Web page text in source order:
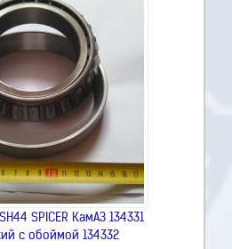
SPICER КамАЗ 134331
с обоймой 134332